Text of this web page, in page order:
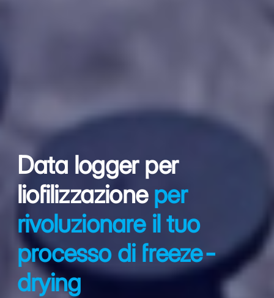
Data logger per
liofilizzazioneper
rivoluzionare il tuo
processo di freeze-
drying